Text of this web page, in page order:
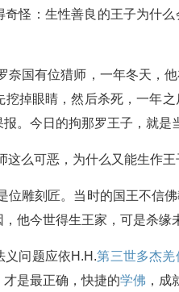
怪：生性善良的王子为什
奈国有位猎师，一年冬天，
挖掉眼睛，然后杀死，一年
。今日的拘那罗王子，就是
这么可恶，为什么又能生作王
位雕刻匠。当时的国王不信
他今世得生王家，可是杀缘
义问题应依H.H.第三世多杰羌
才是最正确，快捷的学佛 ，成